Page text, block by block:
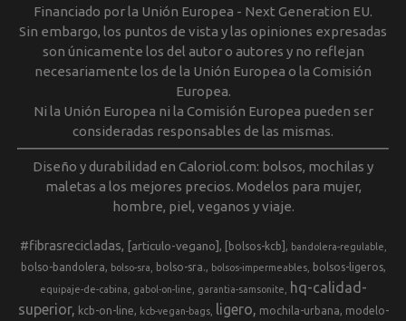
Financiado por la Unión Europea - Next Generation EU.
Sin embargo, los puntos de vista y las opiniones expresadas
son únicamente los del autor o autores y no reflejan
necesariamente los de la Unión Europea o la Comisión
Europea.
Ni la Unión Europea ni la Comisión Europea pueden ser
consideradas responsables de las mismas.
Diseño y durabilidad en Caloriol.com: bolsos, mochilas y
maletas a los mejores precios. Modelos para mujer,
hombre, piel, veganos y viaje.
#fibrasrecicladas [articulo-vegano] [bolsos-kcb] bandolera-regulable
bolso-bandolera bolso-sra bolso-sra. bolsos-impermeables bolsos-ligeros
equipaje-de-cabina gabol-on-line garantia-samsonite
hq-calidad-
superior
kcb-on-line kcb-vegan-bags ligero mochila-urbana
modelo-